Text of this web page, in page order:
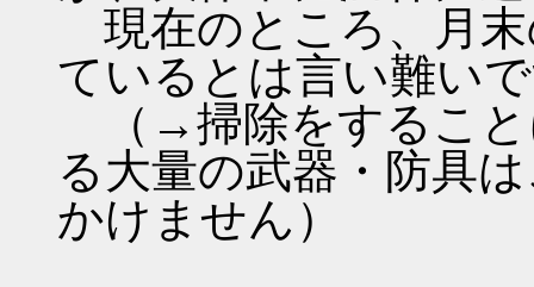
現在のところ、月
ているとは言い難い
（→掃除をすること
る大量の武器・防具
かけません）